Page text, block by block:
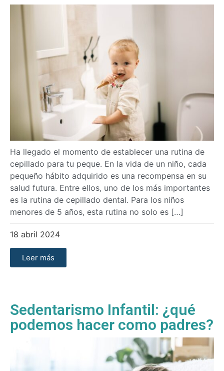
Ha llegado el momento de establecer una rutina de
cepillado para tu peque. En la vida de un niño, cada
pequeño hábito adquirido es una recompensa en su
salud futura. Entre ellos, uno de los más importantes
es la rutina de cepillado dental. Para los niños
menores de 5 años, esta rutina no solo es […]
18 abril 2024
Leer más
Sedentarismo Infantil: ¿qué
podemos hacer como padres?